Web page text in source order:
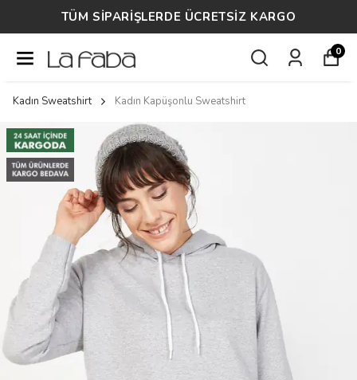
TÜM SİPARİŞLERDE ÜCRETSİZ KARGO
0
Kadın Sweatshirt Kadın Kapüşonlu Sweatshirt